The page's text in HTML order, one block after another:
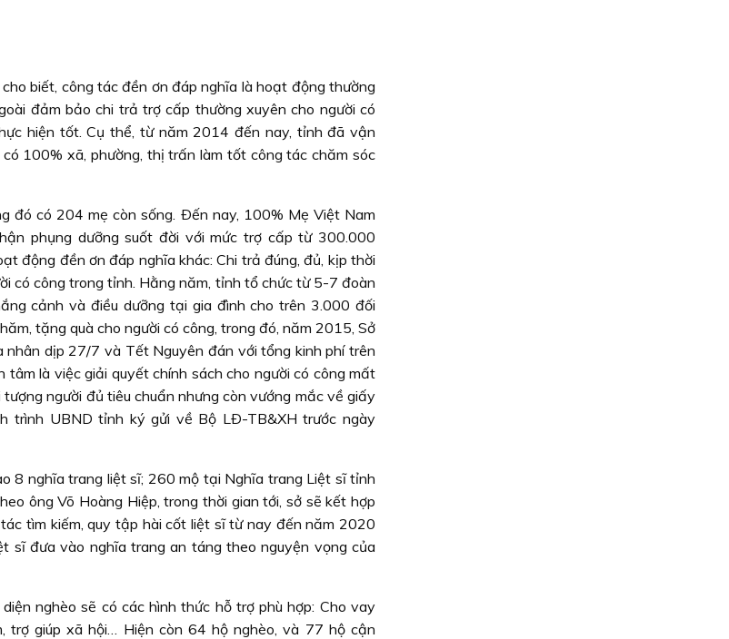
biết, công tác đền ơn đáp nghĩa là hoạt động thường
đảm bảo chi trả trợ cấp thường xuyên cho người có
hiện tốt. Cụ thể, từ năm 2014 đến nay, tỉnh đã vận
100% xã, phường, thị trấn làm tốt công tác chăm sóc
đó có 204 mẹ còn sống. Ðến nay, 100% Mẹ Việt Nam
phụng dưỡng suốt đời với mức trợ cấp từ 300.000
động đền ơn đáp nghĩa khác: Chi trả đúng, đủ, kịp thời
có công trong tỉnh. Hằng năm, tỉnh tổ chức từ 5-7 đoàn
cảnh và điều dưỡng tại gia đình cho trên 3.000 đối
tặng quà cho người có công, trong đó, năm 2015, Sở
dịp 27/7 và Tết Nguyên đán với tổng kinh phí trên
là việc giải quyết chính sách cho người có công mất
người đủ tiêu chuẩn nhưng còn vướng mắc về giấy
trình UBND tỉnh ký gửi về Bộ LÐ-TB&XH trước ngày
8 nghĩa trang liệt sĩ; 260 mộ tại Nghĩa trang Liệt sĩ tỉnh
ông Võ Hoàng Hiệp, trong thời gian tới, sở sẽ kết hợp
tìm kiếm, quy tập hài cốt liệt sĩ từ nay đến năm 2020
đưa vào nghĩa trang an táng theo nguyện vọng của
nghèo sẽ có các hình thức hỗ trợ phù hợp: Cho vay
trợ giúp xã hội… Hiện còn 64 hộ nghèo, và 77 hộ cận